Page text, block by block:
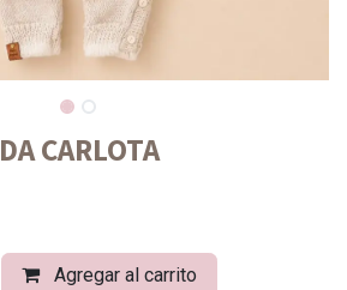
CARLOTA
Agregar al carrito